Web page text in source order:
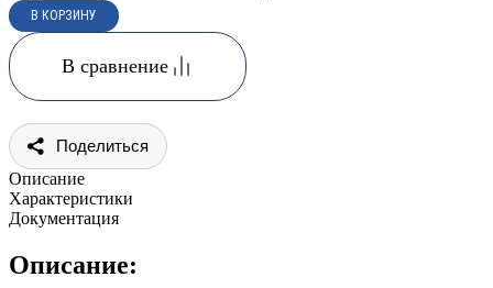
В сравнение
Поделиться
Описание
Характеристики
Документация
Описание: